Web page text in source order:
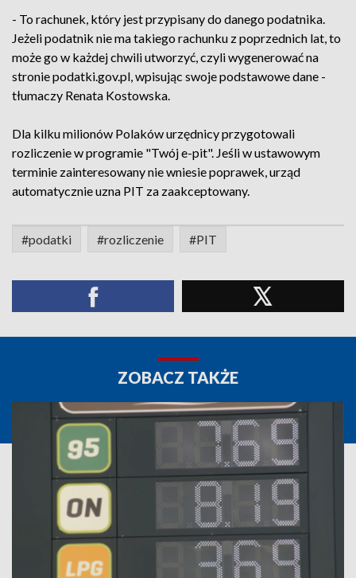
- To rachunek, który jest przypisany do danego podatnika.
Jeżeli podatnik nie ma takiego rachunku z poprzednich lat, to
może go w każdej chwili utworzyć, czyli wygenerować na
stronie podatki.gov.pl, wpisując swoje podstawowe dane -
tłumaczy Renata Kostowska.
Dla kilku milionów Polaków urzędnicy przygotowali
rozliczenie w programie "Twój e-pit". Jeśli w ustawowym
terminie zainteresowany nie wniesie poprawek, urząd
automatycznie uzna PIT za zaakceptowany.
#podatki #rozliczenie #PIT
ZOBACZ TAKŻE